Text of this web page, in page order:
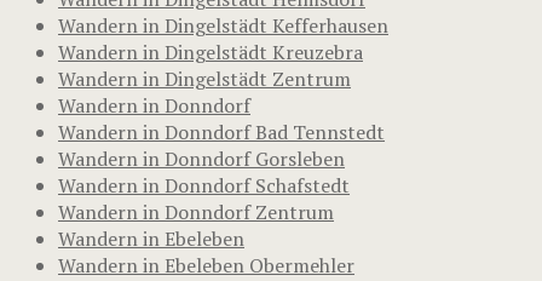
Wandern in Dingelstädt Kefferhausen
Wandern in Dingelstädt Kreuzebra
Wandern in Dingelstädt Zentrum
Wandern in Donndorf
Wandern in Donndorf Bad Tennstedt
Wandern in Donndorf Gorsleben
Wandern in Donndorf Schafstedt
Wandern in Donndorf Zentrum
Wandern in Ebeleben
Wandern in Ebeleben Obermehler